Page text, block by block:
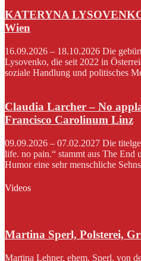
KATERYNA
Wien
16.09.2026 – 18.10.2026 Die
Lysovenko, die seit 2022 in
soziale Handlung und politisches
Claudia Larcher – No
Francisco Carolinum Linz
09.09.2026 – 07.02.2027 Die
life. no pain.“ stammt aus The End
Humor eine sehr menschliche
Videos
Martina Sperl, Polsterei,
Martina Lehner, ehem. Sperl, von